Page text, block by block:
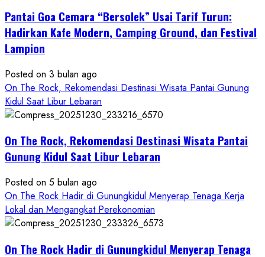
ROCK
Gunungkidul
Baru,
Padukan
Keindahan
Alam
Wisata
Kekinian
Pantai Goa Cemara “Bersolek” Usai Tarif Turun:
Hadirkan Kafe Modern, Camping Ground, dan Festival
Lampion
Posted on 3 bulan ago
On The Rock, Rekomendasi Destinasi Wisata Pantai Gunung
Kidul Saat Libur Lebaran
On The Rock, Rekomendasi Destinasi Wisata Pantai
Gunung Kidul Saat Libur Lebaran
Posted on 5 bulan ago
On The Rock Hadir di Gunungkidul Menyerap Tenaga Kerja
Lokal dan Mengangkat Perekonomian
On The Rock Hadir di Gunungkidul Menyerap Tenaga